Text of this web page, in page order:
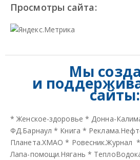
Просмотры сайта:
Мы
и
сайты:
*Женское-здоровье *Донна-
ФД.Барнаул * Книга *
Планета.ХМАО * Ровесник.Журнал
Лапа-помощи.Нягань *